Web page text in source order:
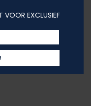
VOOR EXCLUSIEF